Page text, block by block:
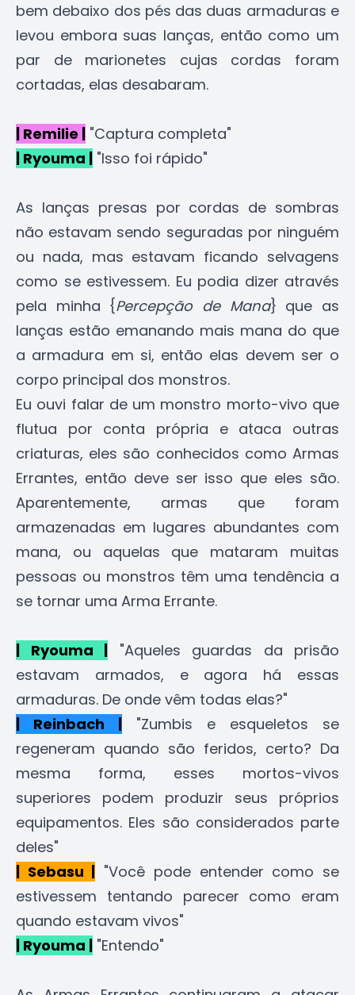
bem debaixo dos pés das duas armaduras e
levou embora suas lanças, então como um
par de marionetes cujas cordas foram
cortadas, elas desabaram.
| Remilie | "Captura completa"
| Ryouma | "Isso foi rápido"
As lanças presas por cordas de sombras
não estavam sendo seguradas por ninguém
ou nada, mas estavam ficando selvagens
como se estivessem. Eu podia dizer através
pela minha {Percepção de Mana} que as
lanças estão emanando mais mana do que
a armadura em si, então elas devem ser o
corpo principal dos monstros.
Eu ouvi falar de um monstro morto-vivo que
flutua por conta própria e ataca outras
criaturas, eles são conhecidos como Armas
Errantes, então deve ser isso que eles são.
Aparentemente, armas que foram
armazenadas em lugares abundantes com
mana, ou aquelas que mataram muitas
pessoas ou monstros têm uma tendência a
se tornar uma Arma Errante.
| Ryouma | "Aqueles guardas da prisão
estavam armados, e agora há essas
armaduras. De onde vêm todas elas?"
| Reinbach | "Zumbis e esqueletos se
regeneram quando são feridos, certo? Da
mesma forma, esses mortos-vivos
superiores podem produzir seus próprios
equipamentos. Eles são considerados parte
deles"
| Sebasu | "Você pode entender como se
estivessem tentando parecer como eram
quando estavam vivos"
| Ryouma | "Entendo"